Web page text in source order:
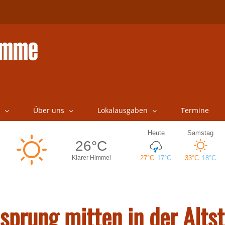
Über uns Lokalausgaben Termine
mitten in der